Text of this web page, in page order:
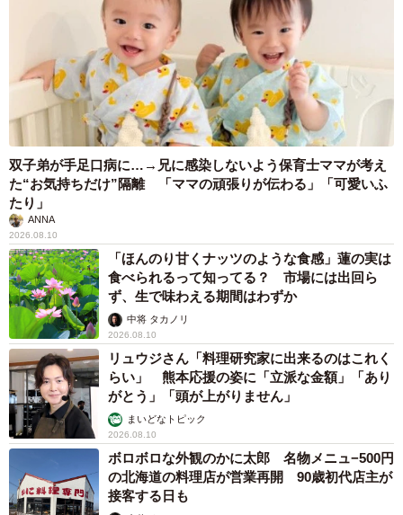
双子弟が手足口病に…→兄に感染しないよう保育士ママが考え
た“お気持ちだけ”隔離 「ママの頑張りが伝わる」「可愛いふ
たり」
ANNA
2026.08.10
「ほんのり甘くナッツのような食感」蓮の実は
食べられるって知ってる？ 市場には出回ら
ず、生で味わえる期間はわずか
中将 タカノリ
2026.08.10
リュウジさん「料理研究家に出来るのはこれく
らい」 熊本応援の姿に「立派な金額」「あり
がとう」「頭が上がりません」
まいどなトピック
2026.08.10
ボロボロな外観のかに太郎 名物メニュ−500円
の北海道の料理店が営業再開 90歳初代店主が
接客する日も